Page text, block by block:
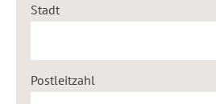
Stadt
Postleitzahl